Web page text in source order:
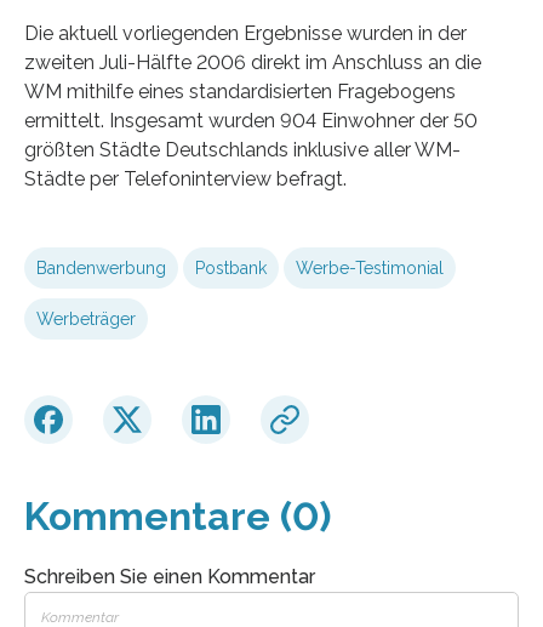
Die aktuell vorliegenden Ergebnisse wurden in der
zweiten Juli-Hälfte 2006 direkt im Anschluss an die
WM mithilfe eines standardisierten Fragebogens
ermittelt. Insgesamt wurden 904 Einwohner der 50
größten Städte Deutschlands inklusive aller WM-
Städte per Telefoninterview befragt.
Bandenwerbung Postbank Werbe-Testimonial
Werbeträger
Kommentare (0)
Schreiben Sie einen Kommentar